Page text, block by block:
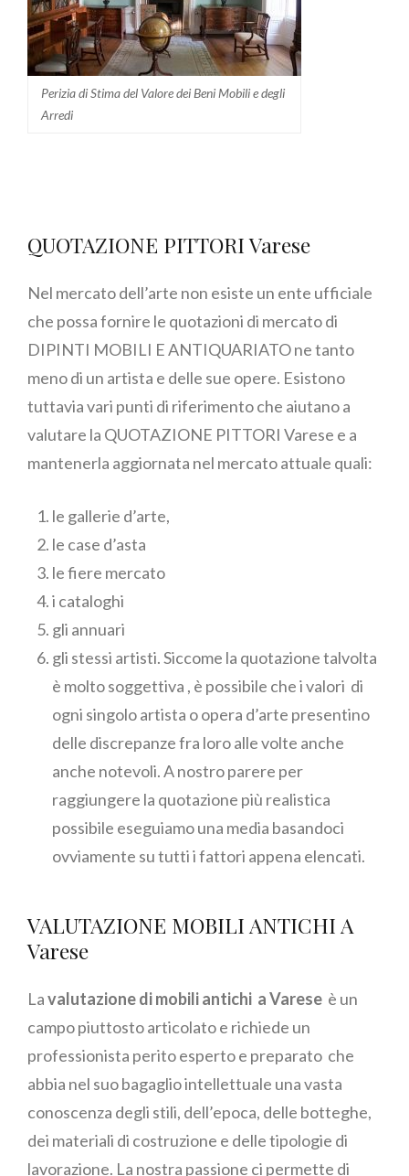
Perizia di Stima del Valore dei Beni Mobili e degli
Arredi
QUOTAZIONE PITTORI Varese
Nel mercato dell’arte non esiste un ente ufficiale
che possa fornire le quotazioni di mercato di
DIPINTI MOBILI E ANTIQUARIATO ne tanto
meno di un artista e delle sue opere. Esistono
tuttavia vari punti di riferimento che aiutano a
valutare la QUOTAZIONE PITTORI Varese e a
mantenerla aggiornata nel mercato attuale quali:
le gallerie d’arte,
le case d’asta
le fiere mercato
i cataloghi
gli annuari
gli stessi artisti. Siccome la quotazione talvolta
è molto soggettiva , è possibile che i valori di
ogni singolo artista o opera d’arte presentino
delle discrepanze fra loro alle volte anche
anche notevoli. A nostro parere per
raggiungere la quotazione più realistica
possibile eseguiamo una media basandoci
ovviamente su tutti i fattori appena elencati.
VALUTAZIONE MOBILI ANTICHI A
Varese
Lavalutazione di mobili antichi a Varese è un
campo piuttosto articolato e richiede un
professionista perito esperto e preparato che
abbia nel suo bagaglio intellettuale una vasta
conoscenza degli stili, dell’epoca, delle botteghe,
dei materiali di costruzione e delle tipologie di
lavorazione. La nostra passione ci permette di